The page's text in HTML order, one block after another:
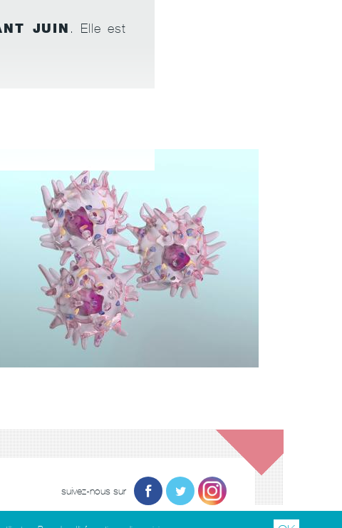
JUIN . Elle est
suivez-nous sur